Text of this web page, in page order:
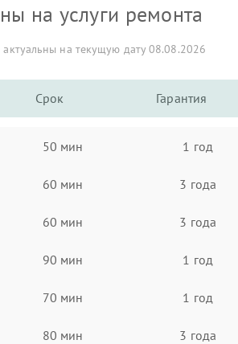
на услуги ремонта
на текущую дату 08.08.2026
Срок Гарантия
50 мин 1 год
60 мин 3 года
60 мин 3 года
90 мин 1 год
70 мин 1 год
80 мин 3 года